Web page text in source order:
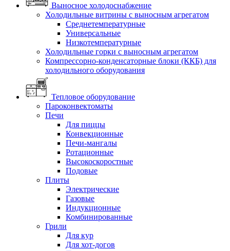
Выносное холодоснабжение
Холодильные витрины с выносным агрегатом
Среднетемпературные
Универсальные
Низкотемпературные
Холодильные горки с выносным агрегатом
Компрессорно-конденсаторные блоки (ККБ) для
холодильного оборудования
Тепловое оборудование
Пароконвектоматы
Печи
Для пиццы
Конвекционные
Печи-мангалы
Ротационные
Высокоскоростные
Подовые
Плиты
Электрические
Газовые
Индукционные
Комбинированные
Грили
Для кур
Для хот-догов